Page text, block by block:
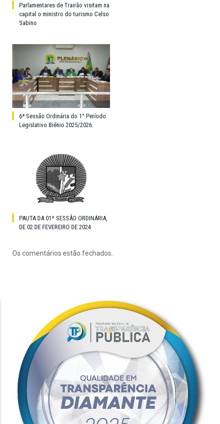
Parlamentares de Trairão visitam na
capital o ministro do turismo Celso
Sabino
6ª Sessão Ordinária do 1° Período
Legislativo Biênio 2025/2026.
PAUTA DA 01º SESSÃO ORDINÁRIA,
DE 02 DE FEVEREIRO DE 2024
Os comentários estão fechados.